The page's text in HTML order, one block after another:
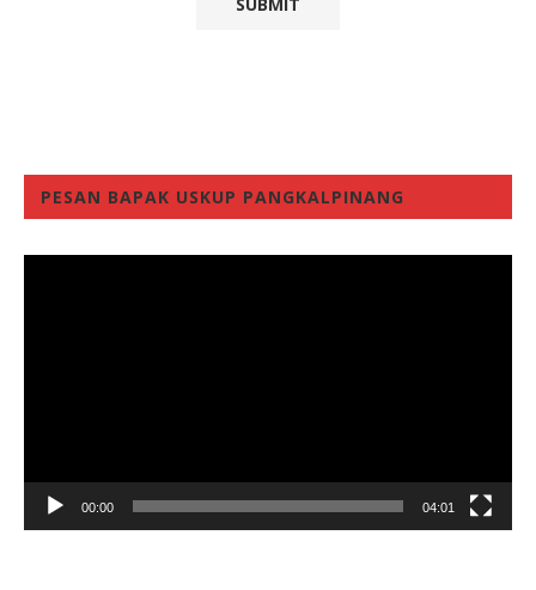
PESAN BAPAK USKUP PANGKALPINANG
00:00 04:01